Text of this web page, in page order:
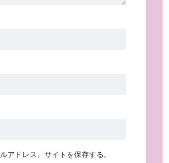
アドレス、サイトを保存する。